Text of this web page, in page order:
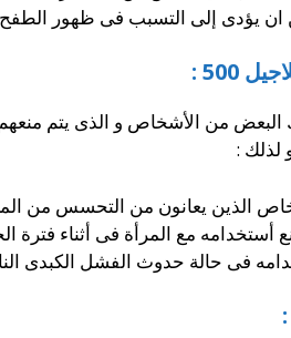
يؤدى إلى التسبب فى ظهور الطفح
500 :
من الأشخاص و الذى يتم
لذلك :
الذين يعانون من التحسس من
أستخدامه مع المرأة فى أثناء
فى حالة حدوث الفشل الكبدى